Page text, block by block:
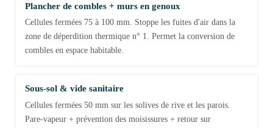
Plancher de combles + murs en genoux
Cellules fermées 75 à 100 mm. Stoppe les fuites d'air dans la
zone de déperdition thermique n° 1. Permet la conversion de
combles en espace habitable.
Sous-sol & vide sanitaire
Cellules fermées 50 mm sur les solives de rive et les parois.
Pare-vapeur + prévention des moisissures + retour sur